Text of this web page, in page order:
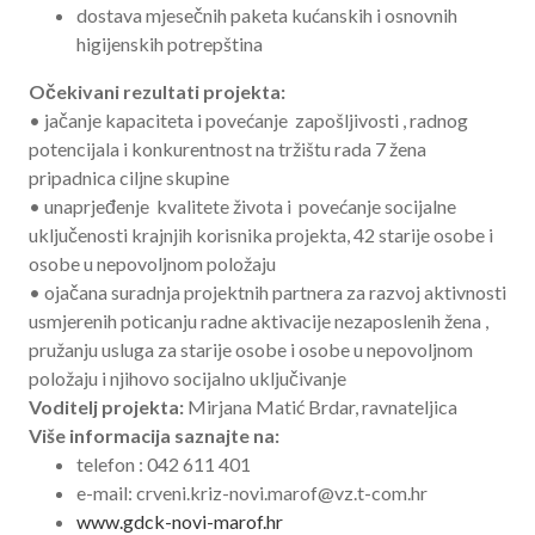
dostava mjesečnih paketa kućanskih i osnovnih
higijenskih potrepština
Očekivani rezultati projekta:
• jačanje kapaciteta i povećanje zapošljivosti , radnog
potencijala i konkurentnost na tržištu rada 7 žena
pripadnica ciljne skupine
• unaprjeđenje kvalitete života i povećanje socijalne
uključenosti krajnjih korisnika projekta, 42 starije osobe i
osobe u nepovoljnom položaju
• ojačana suradnja projektnih partnera za razvoj aktivnosti
usmjerenih poticanju radne aktivacije nezaposlenih žena ,
pružanju usluga za starije osobe i osobe u nepovoljnom
položaju i njihovo socijalno uključivanje
Voditelj projekta: Mirjana Matić Brdar, ravnateljica
Više informacija saznajte na:
telefon : 042 611 401
e-mail: crveni.kriz-novi.marof@vz.t-com.hr
www.gdck-novi-marof.hr